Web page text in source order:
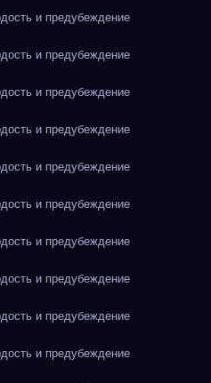
и предубеждение
и предубеждение
и предубеждение
и предубеждение
и предубеждение
и предубеждение
и предубеждение
и предубеждение
и предубеждение
и предубеждение